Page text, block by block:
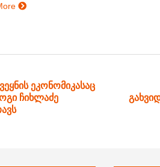
ეკონომიკასაც
ჩიხლაძე